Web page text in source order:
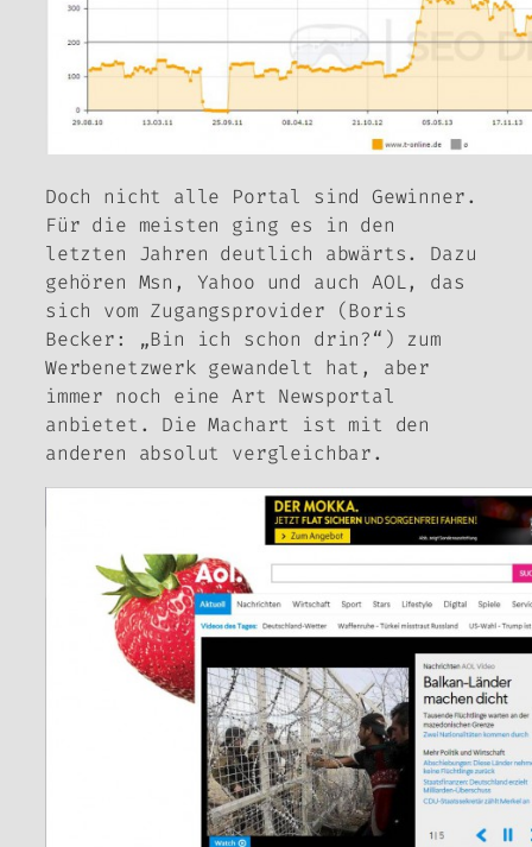
Doch nicht alle Portal sind Gewinner.
Für die meisten ging es in den
letzten Jahren deutlich abwärts. Dazu
gehören Msn, Yahoo und auch AOL, das
sich vom Zugangsprovider (Boris
Becker: „Bin ich schon drin?“) zum
Werbenetzwerk gewandelt hat, aber
immer noch eine Art Newsportal
anbietet. Die Machart ist mit den
anderen absolut vergleichbar.